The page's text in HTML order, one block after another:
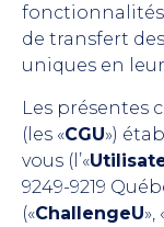
fonctionnalités
de transfert
uniques en
Les présentes
(les «CGU»)
vous (l’«
9249-9219
(«ChallengeU»,